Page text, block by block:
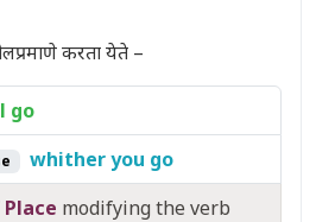
करता येते –
go
whither you go
modifying the verb